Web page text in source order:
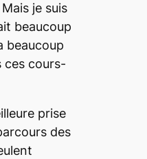
Mais je suis
beaucoup
beaucoup
ces cours-
prise
des